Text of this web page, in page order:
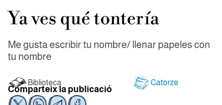
Ya ves qué tontería
Me gusta escribir tu nombre/ llenar papeles con
tu nombre
Biblioteca Catorze
Comparteix la publicació